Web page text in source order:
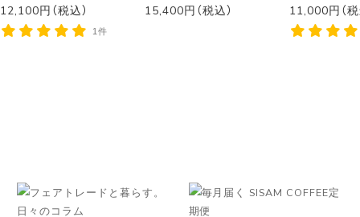
12,100円（税込）
1件
15,400円（税込）
11,000円（税